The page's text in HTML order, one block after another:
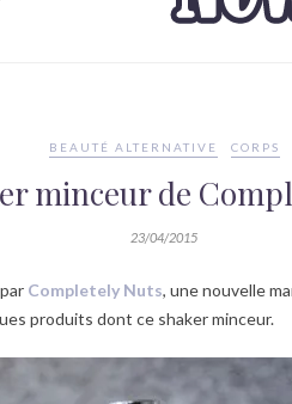
BEAUTÉ ALTERNATIVE CORPS
minceur de
23/04/2015
Completely Nuts, une nouvelle
produits dont ce shaker minceur.